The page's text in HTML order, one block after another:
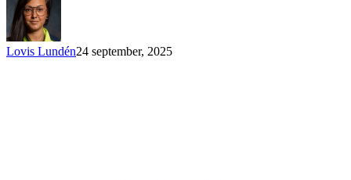
Lovis Lundén24 september, 2025